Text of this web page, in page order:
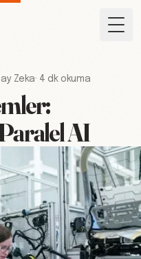
Zeka· 4 dk okuma
AI